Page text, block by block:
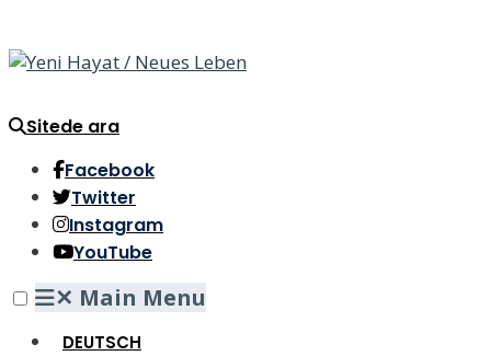
Sitede ara
Facebook
Twitter
Instagram
YouTube
✕ Main Menu
DEUTSCH